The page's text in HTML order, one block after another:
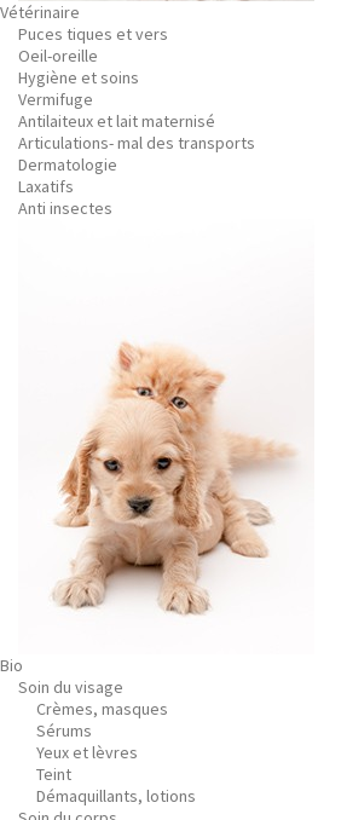
Vétérinaire
Puces tiques et vers
Oeil-oreille
Hygiène et soins
Vermifuge
Antilaiteux et lait maternisé
Articulations- mal des transports
Dermatologie
Laxatifs
Anti insectes
Bio
Soin du visage
Crèmes, masques
Sérums
Yeux et lèvres
Teint
Démaquillants, lotions